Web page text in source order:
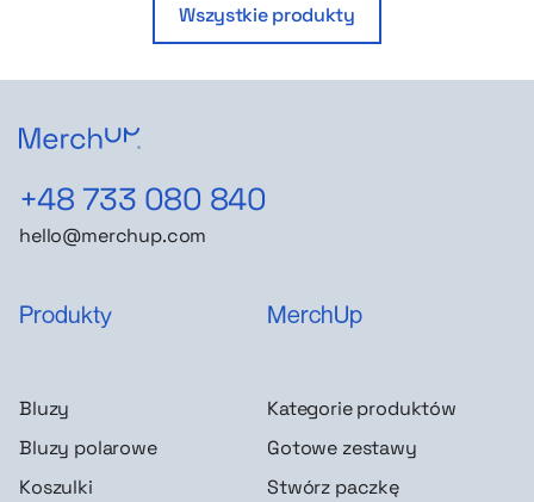
Wszystkie produkty
+48 733 080 840
hello@merchup.com
Produkty
Bluzy
Bluzy polarowe
Koszulki
MerchUp
Kategorie produktów
Gotowe zestawy
Stwórz paczkę